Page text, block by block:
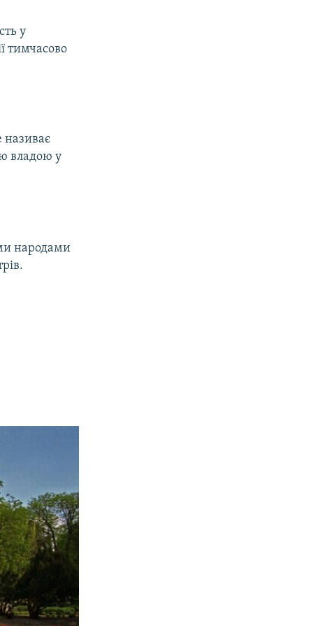
у
тимчасово
називає
владою у
народами